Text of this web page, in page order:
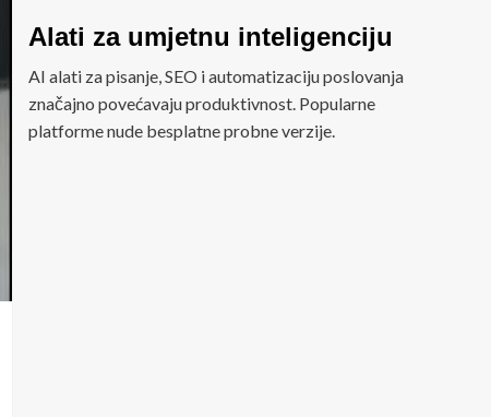
Alati za umjetnu inteligenciju
AI alati za pisanje, SEO i automatizaciju poslovanja
značajno povećavaju produktivnost. Popularne
platforme nude besplatne probne verzije.